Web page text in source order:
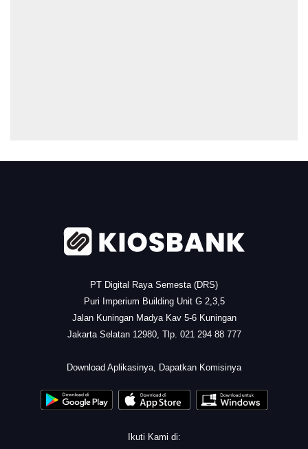
PT Digital Raya Semesta (DRS)
Puri Imperium Building Unit G 2,3,5
Jalan Kuningan Madya Kav 5-6 Kuningan
Jakarta Selatan 12980, Tlp. 021 294 88 777
Download Aplikasinya, Dapatkan Komisinya
Ikuti Kami di: